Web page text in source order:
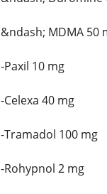
&ndash; MDMA 50
-Paxil 10 mg
-Celexa 40 mg
-Tramadol 100 mg
-Rohypnol 2 mg